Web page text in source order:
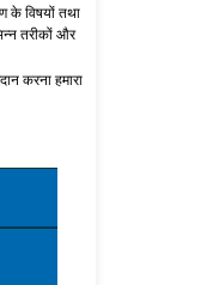
के विषयों तथा
तरीकों और
करना हमारा